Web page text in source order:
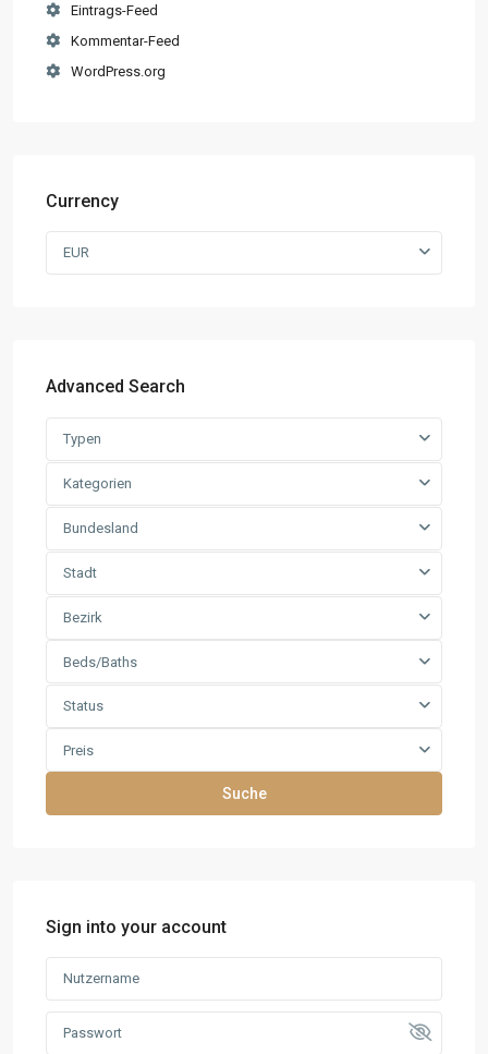
Eintrags-Feed
Kommentar-Feed
WordPress.org
Currency
EUR
Advanced Search
Typen
Kategorien
Bundesland
Stadt
Bezirk
Beds/Baths
Status
Preis
Suche
Sign into your account